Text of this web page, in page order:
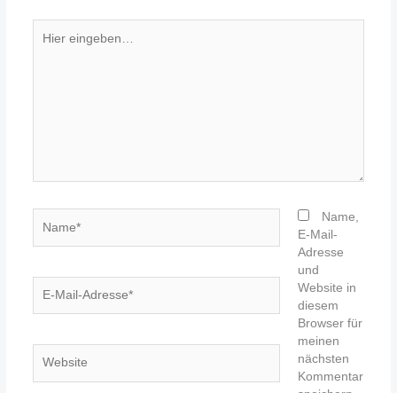
eingeben…
Mail-
Name,
E-Mail-
Adresse
und
Website in
diesem
Browser für
meinen
nächsten
Kommentar